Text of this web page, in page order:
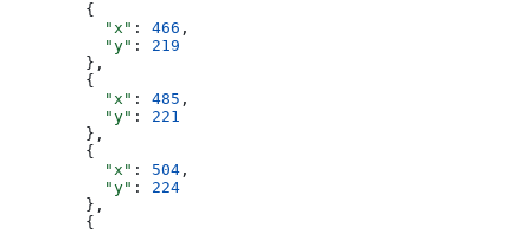
        {
          "x"
: 466 ,
          "y"
: 219
        },
        {
          "x"
: 485 ,
          "y"
: 221
        },
        {
          "x"
: 504 ,
          "y"
: 224
        },
        {